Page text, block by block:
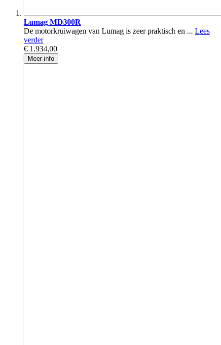
Lumag MD300R
De motorkruiwagen van Lumag is zeer praktisch en ... Lees
verder
€ 1.934,00
Meer info